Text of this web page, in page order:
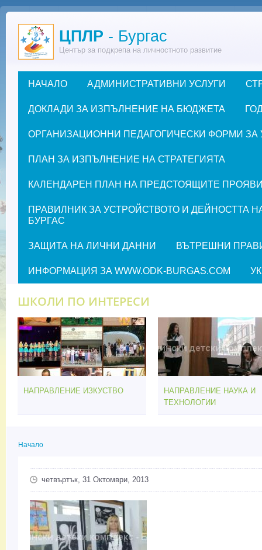
Премини към основното съдържание
ЦПЛР - Бургас
Център за подкрепа на личностното развитие
Основно меню
НАЧАЛО АДМИНИСТРАТИВНИ УСЛУГИ
ДОКЛАДИ ЗА ИЗПЪЛНЕНИЕ НА БЮДЖЕТА
ОРГАНИЗАЦИОННИ ПЕДАГОГИЧЕСКИ ФОРМИ ЗА
ПЛАН ЗА ИЗПЪЛНЕНИЕ НА СТРАТЕГИЯТА
КАЛЕНДАРЕН ПЛАН НА ПРЕДСТОЯЩИТЕ ПРОЯВИ
ПРАВИЛНИК ЗА УСТРОЙСТВОТО И ДЕЙНОСТТА
БУРГАС
ЗАЩИТА НА ЛИЧНИ ДАННИ ВЪТРЕШНИ
ИНФОРМАЦИЯ ЗА WWW.ODK-BURGAS.COM
ШКОЛИ ПО ИНТЕРЕСИ
НАПРАВЛЕНИЕ ИЗКУСТВО
НАПРАВЛЕНИЕ НАУКА И
ТЕХНОЛОГИИ
Начало
четвъртък, 31 Октомври, 2013